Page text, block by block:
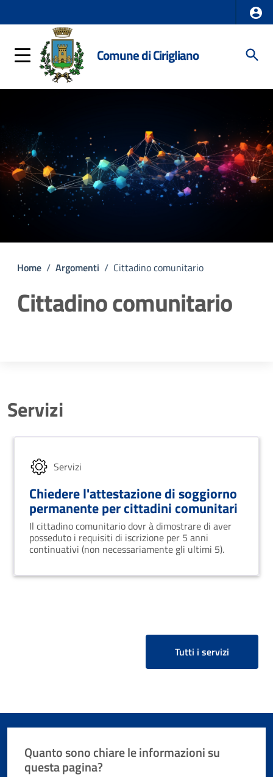
Comune di Cirigliano
Home / Argomenti / Cittadino comunitario
Cittadino comunitario
Servizi
Servizi
Chiedere l'attestazione di soggiorno
permanente per cittadini comunitari
Il cittadino comunitario dovr à dimostrare di aver
posseduto i requisiti di iscrizione per 5 anni
continuativi (non necessariamente gli ultimi 5).
Tutti i servizi
Quanto sono chiare le informazioni su
questa pagina?